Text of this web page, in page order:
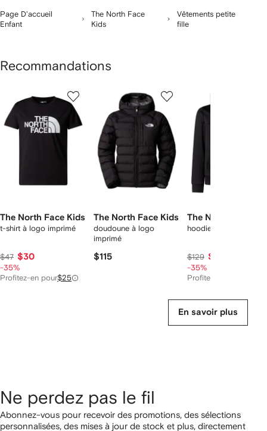
Page D'accueil
Enfant
The North Face
Kids
Vêtements petite
fille
Recommandations
The North Face Kids
t-shirt à logo imprimé
$47 $30
-35%
Profitez-en pour$25
The North Face Kids
doudoune à logo
imprimé
$115
The North Face
hoodie zippé à logo
$129 $83
-35%
Profitez-en pour
En savoir plus
Ne perdez pas le fil
Abonnez-vous pour recevoir des promotions, des sélections
personnalisées, des mises à jour de stock et plus, directement